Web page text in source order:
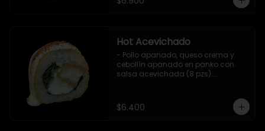
Hot Acevichado
- Pollo apanado, queso crema y
cebollín apanado en panko con
salsa acevichada (8 pzs).
$6.400